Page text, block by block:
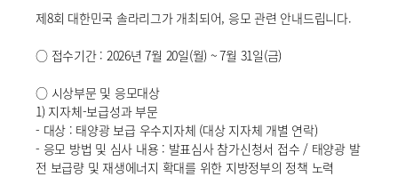
제8회 대한민국 솔라리그가 개최되어, 응모 관련 안내드립니다.
○ 접수기간 : 2026년 7월 20일(월) ~ 7월 31일(금)
○ 시상부문 및 응모대상
1) 지자체-보급성과 부문
- 대상 : 태양광 보급 우수지자체 (대상 지자체 개별 연락)
- 응모 방법 및 심사 내용 : 발표심사 참가신청서 접수 / 태양광 발
전 보급량 및 재생에너지 확대를 위한 지방정부의 정책 노력